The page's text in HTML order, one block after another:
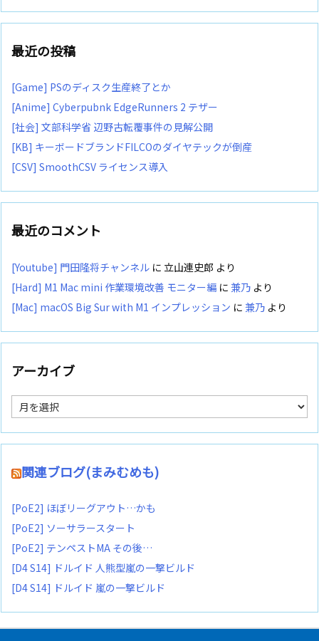
最近の投稿
[Game] PSのディスク生産終了とか
[Anime] Cyberpubnk EdgeRunners 2 テザー
[社会] 文部科学省 辺野古転覆事件の見解公開
[KB] キーボードブランドFILCOのダイヤテックが倒産
[CSV] SmoothCSV ライセンス導入
最近のコメント
[Youtube] 門田隆将チャンネル に 立山連史郎 より
[Hard] M1 Mac mini 作業環境改善 モニター編 に 兼乃 より
[Mac] macOS Big Sur with M1 インプレッション に 兼乃 より
アーカイブ
ア
ー
カ
イ
関連ブログ(まみむめも)
[PoE2] ほぼリーグアウト…かも
[PoE2] ソーサラースタート
[PoE2] テンペストMA その後…
[D4 S14] ドルイド 人熊型嵐の一撃ビルド
[D4 S14] ドルイド 嵐の一撃ビルド